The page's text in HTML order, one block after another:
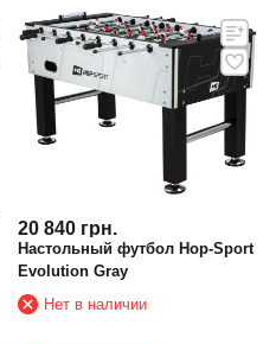
20 840 грн.
Настольный футбол Hop-Sport
Evolution Gray
Нет в наличии